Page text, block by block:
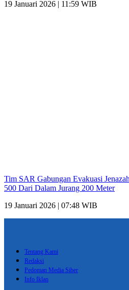
19 Januari 2026 | 11:59 WIB
Tim SAR Gabungan Evakuasi
500 Dari Dalam Jurang 200 Meter
19 Januari 2026 | 07:48 WIB
Tentang Kami
Redaksi
Pedoman Media Siber
Info Iklan